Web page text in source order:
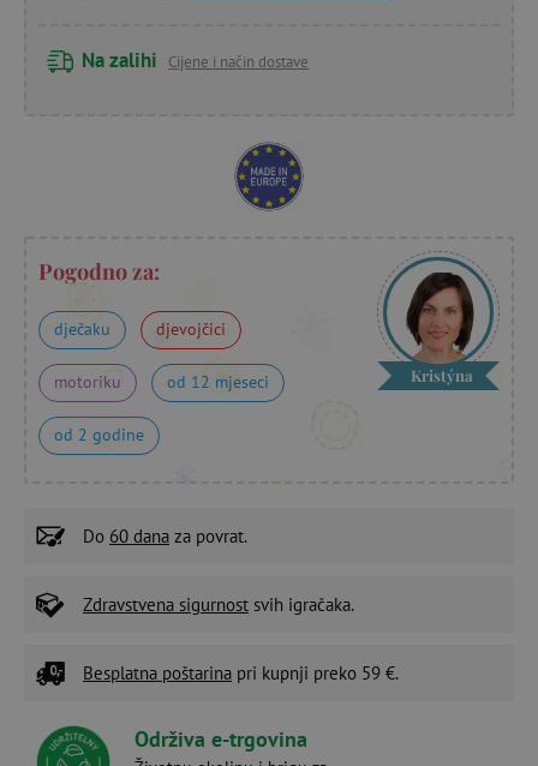
Na zalihi Cijene i način dostave
Pogodno za:
dječaku djevojčici
motoriku od 12 mjeseci
od 2 godine
Kristýna
Do 60 dana za povrat.
Zdravstvena sigurnost svih igračaka.
Besplatna poštarina pri kupnji preko 59 €.
Održiva e-trgovina